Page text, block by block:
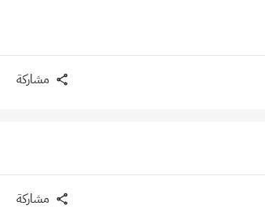
مشاركة
مشاركة